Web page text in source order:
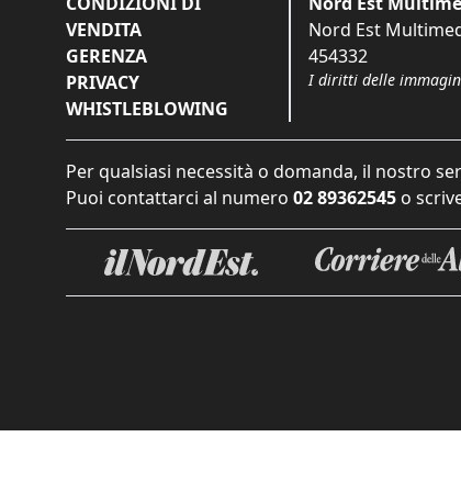
VENDITA
GERENZA
PRIVACY
WHISTLEBLOWING
Nord Est
454332
I diritti delle
Per qualsiasi necessità o domanda, il nostro
Puoi contattarci al numero 02 89362545 o